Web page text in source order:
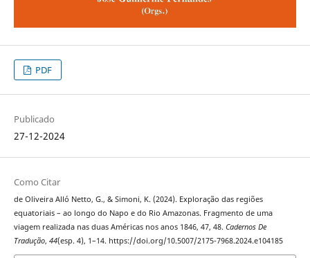
PDF
Publicado
27-12-2024
Como Citar
de Oliveira Alló Netto, G., & Simoni, K. (2024). Exploração das regiões
equatoriais – ao longo do Napo e do Rio Amazonas. Fragmento de uma
viagem realizada nas duas Américas nos anos 1846, 47, 48. Cadernos De
Tradução, 44(esp. 4), 1–14. https://doi.org/10.5007/2175-7968.2024.e104185